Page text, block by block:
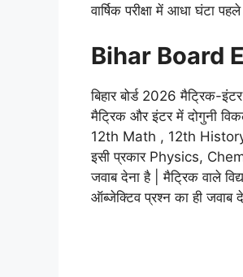
वार्षिक परीक्षा में आधा घंटा
Bihar Board
बिहार बोर्ड 2026 मैट्रिक-
मैट्रिक और इंटर में दोगुनी
12th Math , 12th History
इसी प्रकार Physics,
जवाब देना है | मैट्रिक वाले
ऑब्जेक्टिव प्रश्न का ही जवाब